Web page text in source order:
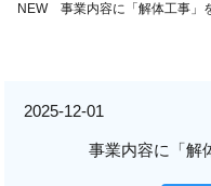
NEW 事業内容に「解体工事」
2025-12-01
事業内容に「解